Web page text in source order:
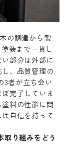
の調達から製
装まで一貫し
部分は外部に
、品質管理の
3者が立ち会い
完了していま
料の性能に問
自信を持って
り組みをどう